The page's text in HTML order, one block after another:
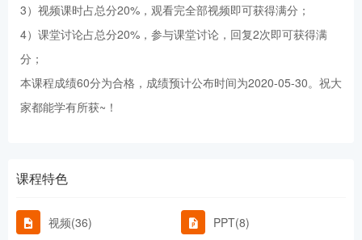
3）视频课时占总分20%，观看完全部视频即可获得满分；
4）课堂讨论占总分20%，参与课堂讨论，回复2次即可获得满
分；
本课程成绩60分为合格，成绩预计公布时间为2020-05-30。祝大
家都能学有所获~！
课程特色
视频(36) PPT(8)